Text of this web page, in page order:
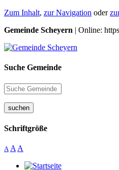
Zum Inhalt, zur Navigation oder
Gemeinde Scheyern | Online:
Suche Gemeinde
suchen
Schriftgröße
A A A